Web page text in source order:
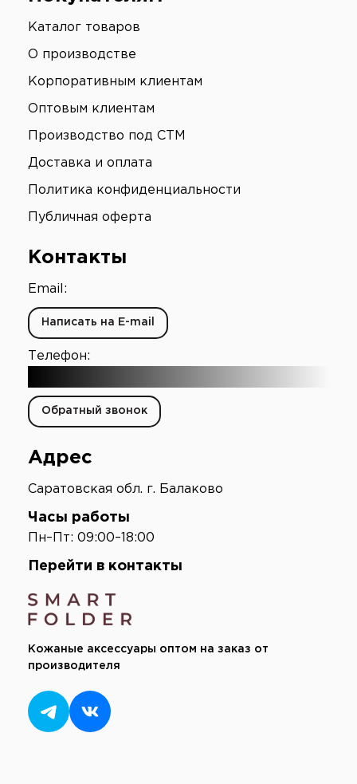
Кожаные аксессуары оптом на заказ от
производителя
Каталог товаров
О производстве
Корпоративным клиентам
Оптовым клиентам
Производство под СТМ
Доставка и оплата
Политика конфиденциальности
Публичная оферта
Контакты
Email:
Написать на E-mail
Телефон:
Обратный звонок
Адрес
Саратовская обл. г. Балаково
Часы работы
Пн–Пт: 09:00–18:00
Перейти в контакты